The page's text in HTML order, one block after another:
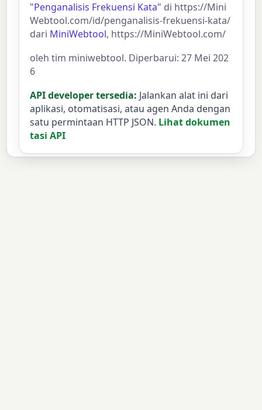
"Penganalisis Frekuensi Kata" di https://Mini
Webtool.com/id/penganalisis-frekuensi-kata/
dari MiniWebtool, https://MiniWebtool.com/
oleh tim miniwebtool. Diperbarui: 27 Mei 202
6
API developer tersedia: Jalankan alat ini dari
aplikasi, otomatisasi, atau agen Anda dengan
satu permintaan HTTP JSON. Lihat dokumen
tasi API